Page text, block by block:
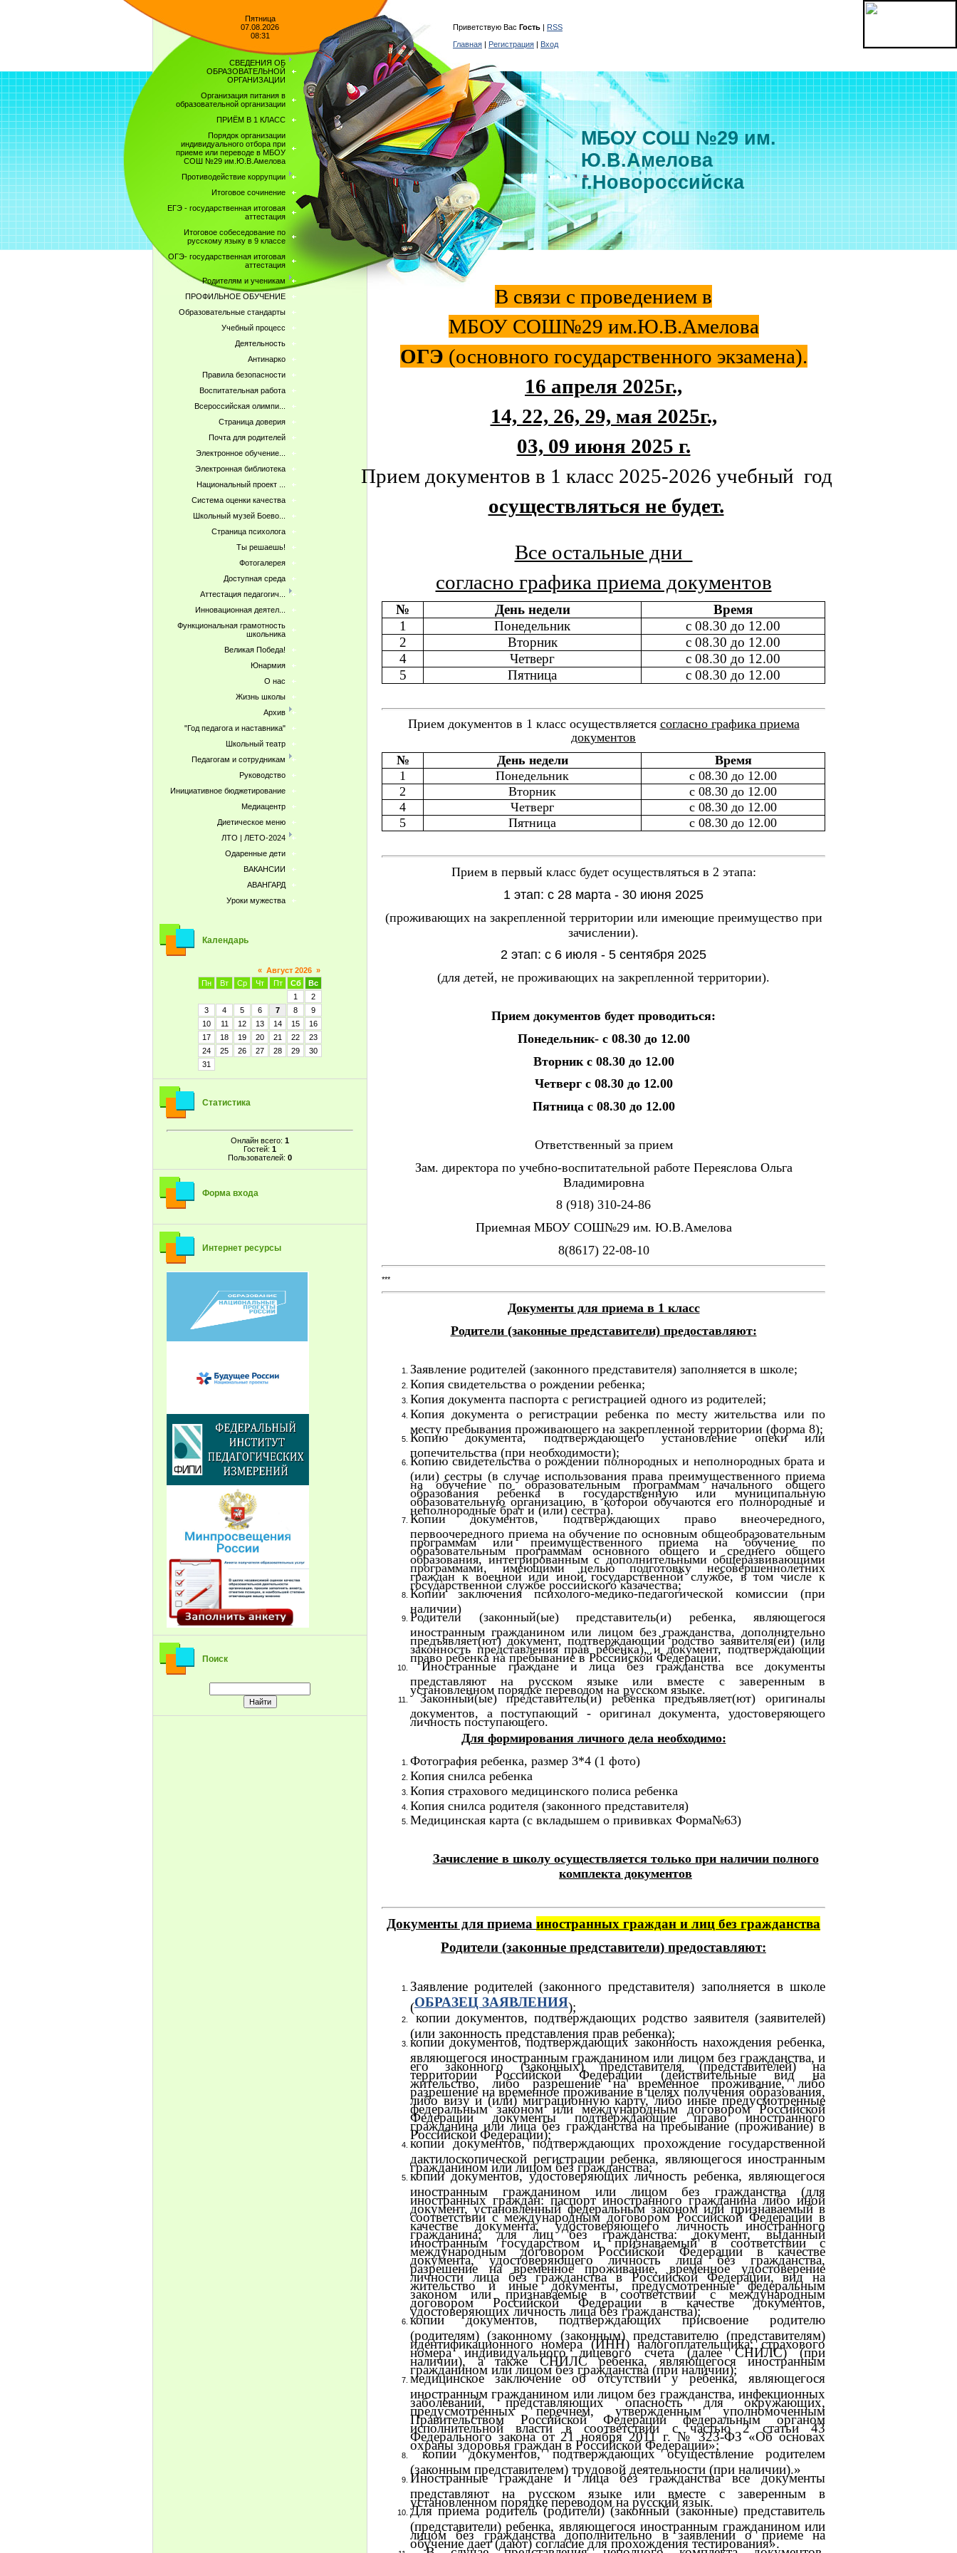
Пятница
07.08.2026
08:31
СВЕДЕНИЯ ОБ
ОБРАЗОВАТЕЛЬНОЙ
ОРГАНИЗАЦИИ
Организация питания в
образовательной организации
ПРИЁМ В 1 КЛАСС
Порядок организации
индивидуального отбора при
приеме или переводе в МБОУ
СОШ №29 им.Ю.В.Амелова
Противодействие коррупции
Итоговое сочинение
ЕГЭ - государственная итоговая
аттестация
Итоговое собеседование по
русскому языку в 9 классе
ОГЭ- государственная итоговая
аттестация
Родителям и ученикам
ПРОФИЛЬНОЕ ОБУЧЕНИЕ
Образовательные стандарты
Учебный процесс
Деятельность
Антинарко
Правила безопасности
Воспитательная работа
Всероссийская олимпи...
Страница доверия
Почта для родителей
Электронное обучение...
Электронная библиотека
Национальный проект ...
Система оценки качества
Школьный музей Боево...
Страница психолога
Ты решаешь!
Фотогалерея
Доступная среда
Аттестация педагогич...
Инновационная деятел...
Функциональная грамотность
школьника
Великая Победа!
Юнармия
О нас
Жизнь школы
Архив
"Год педагога и наставника"
Школьный театр
Педагогам и сотрудникам
Руководство
Инициативное бюджетирование
Медиацентр
Диетическое меню
ЛТО | ЛЕТО-2024
Одаренные дети
ВАКАНСИИ
АВАНГАРД
Уроки мужества
Календарь
« Август 2026 »
Пн
Вт Ср Чт Пт Сб
Вс
1
2
3
4 5 6 7 8
9
10
11 12 13 14 15
16
17
18 19 20 21 22
23
24
25 26 27 28 29
30
31
Статистика
Онлайн всего: 1
Гостей: 1
Пользователей: 0
Форма входа
Интернет ресурсы
Поиск
Приветствую Вас Гость | RSS
Главная | Регистрация | Вход
МБОУ СОШ №29 им.
Ю.В.Амелова
г.Новороссийска
В связи с проведением в
МБОУ СОШ№29 им.Ю.В.Амелова
ОГЭ (основного государственного экзамена).
16 апреля 2025г.,
14, 22, 26, 29, мая 2025г.,
03, 09 июня 2025 г.
Прием документов в 1 класс 2025-2026 учебный год
осуществляться не будет.
Все остальные дни
согласно графика приема документов
№ День недели
Время
1
Понедельник
с 08.30 до 12.00
2
Вторник
с 08.30 до 12.00
4
Четверг
с 08.30 до 12.00
5
Пятница с 08.30 до 12.00
Прием документов в 1 класс осуществляется согласно графика приема
документов
№
День недели
Время
1
Понедельник
с 08.30 до 12.00
2
Вторник
с 08.30 до 12.00
4
Четверг
с 08.30 до 12.00
5
Пятница с 08.30 до 12.00
Прием в первый класс будет осуществляться в 2 этапа:
1 этап: с 28 марта - 30 июня 2025
(проживающих на закрепленной территории или имеющие преимущество при
зачислении).
2 этап: с 6 июля - 5 сентября 2025
(для детей, не проживающих на закрепленной территории).
Прием документов будет проводиться:
Понедельник- с 08.30 до 12.00
Вторник с 08.30 до 12.00
Четверг с 08.30 до 12.00
Пятница с 08.30 до 12.00
Ответственный за прием
Зам. директора по учебно-воспитательной работе Переяслова Ольга
Владимировна
8 (918) 310-24-86
Приемная МБОУ СОШ№29 им. Ю.В.Амелова
8(8617) 22-08-10
***
Документы для приема в 1 класс
Родители (законные представители) предоставляют:
Заявление родителей (законного представителя) заполняется в школе;
Копия свидетельства о рождении ребенка;
Копия документа паспорта с регистрацией одного из родителей;
Копия документа о регистрации ребенка по месту жительства или по
месту пребывания проживающего на закрепленной территории (форма 8);
Копию документа, подтверждающего установление опеки или
попечительства (при необходимости);
Копию свидетельства о рождении полнородных и неполнородных брата и
(или) сестры (в случае использования права преимущественного приема
на обучение по образовательным программам начального общего
образования ребенка в государственную или муниципальную
образовательную организацию, в которой обучаются его полнородные и
неполнородные брат и (или) сестра).
Копии документов, подтверждающих право внеочередного,
первоочередного приема на обучение по основным общеобразовательным
программам или преимущественного приема на обучение по
образовательным программам основного общего и среднего общего
образования, интегрированным с дополнительными общеразвивающими
программами, имеющими целью подготовку несовершеннолетних
граждан к военной или иной государственной службе, в том числе к
государственной службе российского казачества;
Копии заключения психолого-медико-педагогической комиссии (при
наличии)
Родители (законный(ые) представитель(и) ребенка, являющегося
иностранным гражданином или лицом без гражданства, дополнительно
предъявляет(ют) документ, подтверждающий родство заявителя(ей) (или
законность представления прав ребенка), и документ, подтверждающий
право ребенка на пребывание в Российской Федерации.
Иностранные граждане и лица без гражданства все документы
представляют на русском языке или вместе с заверенным в
установленном порядке переводом на русском языке.
Законный(ые) представитель(и) ребенка предъявляет(ют) оригиналы
документов, а поступающий - оригинал документа, удостоверяющего
личность поступающего.
Для формирования личного дела необходимо:
Фотография ребенка, размер 3*4 (1 фото)
Копия снилса ребенка
Копия страхового медицинского полиса ребенка
Копия снилса родителя (законного представителя)
Медицинская карта (с вкладышем о прививках Форма№63)
Зачисление в школу осуществляется только при наличии полного
комплекта документов
Документы для приема иностранных граждан и лиц без гражданства
Родители (законные представители) предоставляют:
Заявление родителей (законного представителя) заполняется в школе
(ОБРАЗЕЦ ЗАЯВЛЕНИЯ);
копии документов, подтверждающих родство заявителя (заявителей)
(или законность представления прав ребенка);
копии документов, подтверждающих законность нахождения ребенка,
являющегося иностранным гражданином или лицом без гражданства, и
его законного (законных) представителя (представителей) на
территории Российской Федерации (действительные вид на
жительство, либо разрешение на временное проживание, либо
разрешение на временное проживание в целях получения образования,
либо визу и (или) миграционную карту, либо иные предусмотренные
федеральным законом или международным договором Российской
Федерации документы подтверждающие право иностранного
гражданина или лица без гражданства на пребывание (проживание) в
Российской Федерации);
копии документов, подтверждающих прохождение государственной
дактилоскопической регистрации ребенка, являющегося иностранным
гражданином или лицом без гражданства;
копии документов, удостоверяющих личность ребенка, являющегося
иностранным гражданином или лицом без гражданства (для
иностранных граждан: паспорт иностранного гражданина либо иной
документ, установленный федеральным законом или признаваемый в
соответствии с международным договором Российской Федерации в
качестве документа, удостоверяющего личность иностранного
гражданина; для лиц без гражданства: документ, выданный
иностранным государством и признаваемый в соответствии с
международным договором Российской Федерации в качестве
документа, удостоверяющего личность лица без гражданства,
разрешение на временное проживание, временное удостоверение
личности лица без гражданства в Российской Федерации, вид на
жительство и иные документы, предусмотренные федеральным
законом или признаваемые в соответствии с международным
договором Российской Федерации в качестве документов,
удостоверяющих личность лица без гражданства);
копии документов, подтверждающих присвоение родителю
(родителям) (законному (законным) представителю (представителям)
идентификационного номера (ИНН) налогоплательщика; страхового
номера индивидуального лицевого счета (далее СНИЛС) (при
наличии), а также СНИЛС ребенка, являющегося иностранным
гражданином или лицом без гражданства (при наличии);
медицинское заключение об отсутствии у ребенка, являющегося
иностранным гражданином или лицом без гражданства, инфекционных
заболеваний, представляющих опасность для окружающих,
предусмотренных перечнем, утвержденным уполномоченным
Правительством Российской Федерации федеральным органом
исполнительной власти в соответствии с частью 2 статьи 43
Федерального закона от 21 ноября 2011 г. № 323-ФЗ «Об основах
охраны здоровья граждан в Российской Федерации»;
копии документов, подтверждающих осуществление родителем
(законным представителем) трудовой деятельности (при наличии).»
Иностранные граждане и лица без гражданства все документы
представляют на русском языке или вместе с заверенным в
установленном порядке переводом на русский язык.
Для приема родитель (родители) (законный (законные) представитель
(представители) ребенка, являющегося иностранным гражданином или
лицом без гражданства дополнительно в заявлении о приеме на
обучение дает (дают) согласие для прохождения тестирования».